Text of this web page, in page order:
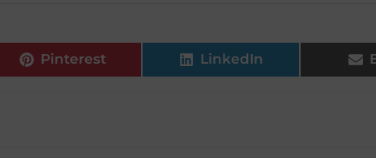
Pinterest LinkedIn